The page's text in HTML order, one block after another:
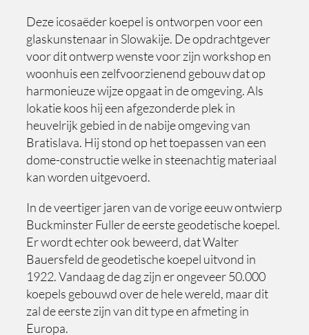
Deze icosaëder koepel is ontworpen voor een
glaskunstenaar in Slowakije. De opdrachtgever
voor dit ontwerp wenste voor zijn workshop en
woonhuis een zelfvoorzienend gebouw dat op
harmonieuze wijze opgaat in de omgeving. Als
lokatie koos hij een afgezonderde plek in
heuvelrijk gebied in de nabije omgeving van
Bratislava. Hij stond op het toepassen van een
dome-constructie welke in steenachtig materiaal
kan worden uitgevoerd.
In de veertiger jaren van de vorige eeuw ontwierp
Buckminster Fuller de eerste geodetische koepel.
Er wordt echter ook beweerd, dat Walter
Bauersfeld de geodetische koepel uitvond in
1922. Vandaag de dag zijn er ongeveer 50.000
koepels gebouwd over de hele wereld, maar dit
zal de eerste zijn van dit type en afmeting in
Europa.